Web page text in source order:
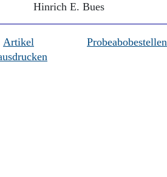
Hinrich E. Bues
Artikel
Probeabobestellen